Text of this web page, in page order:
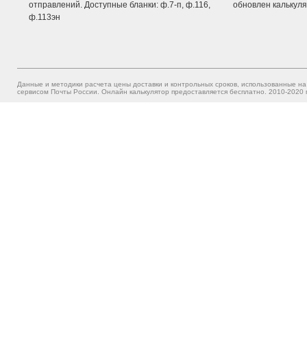
отправлений. Доступные бланки: ф.7-п, ф.116,
ф.113эн
обновлен
Данные и методики расчета цены доставки и контрольных сроков, использованные
сервисом Почты России. Онлайн калькулятор предоставляется бесплатно. 2010-2020